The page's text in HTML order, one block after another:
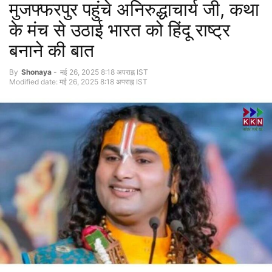
मुजफ्फरपुर पहुंचे अनिरुद्धाचार्य जी, कथा
के मंच से उठाई भारत को हिंदू राष्ट्र
बनाने की बात
By Shonaya - मई 26, 2025 8:18 अपराह्न IST
Modified date: मई 26, 2025 8:18 अपराह्न IST